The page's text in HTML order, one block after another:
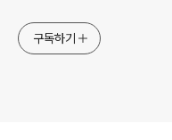
구독하기